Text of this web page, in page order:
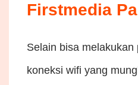
Firstmedia
Selain bisa melakukan
koneksi wifi yang